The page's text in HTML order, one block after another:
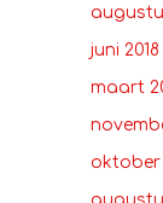
juni 2018
maart
oktober